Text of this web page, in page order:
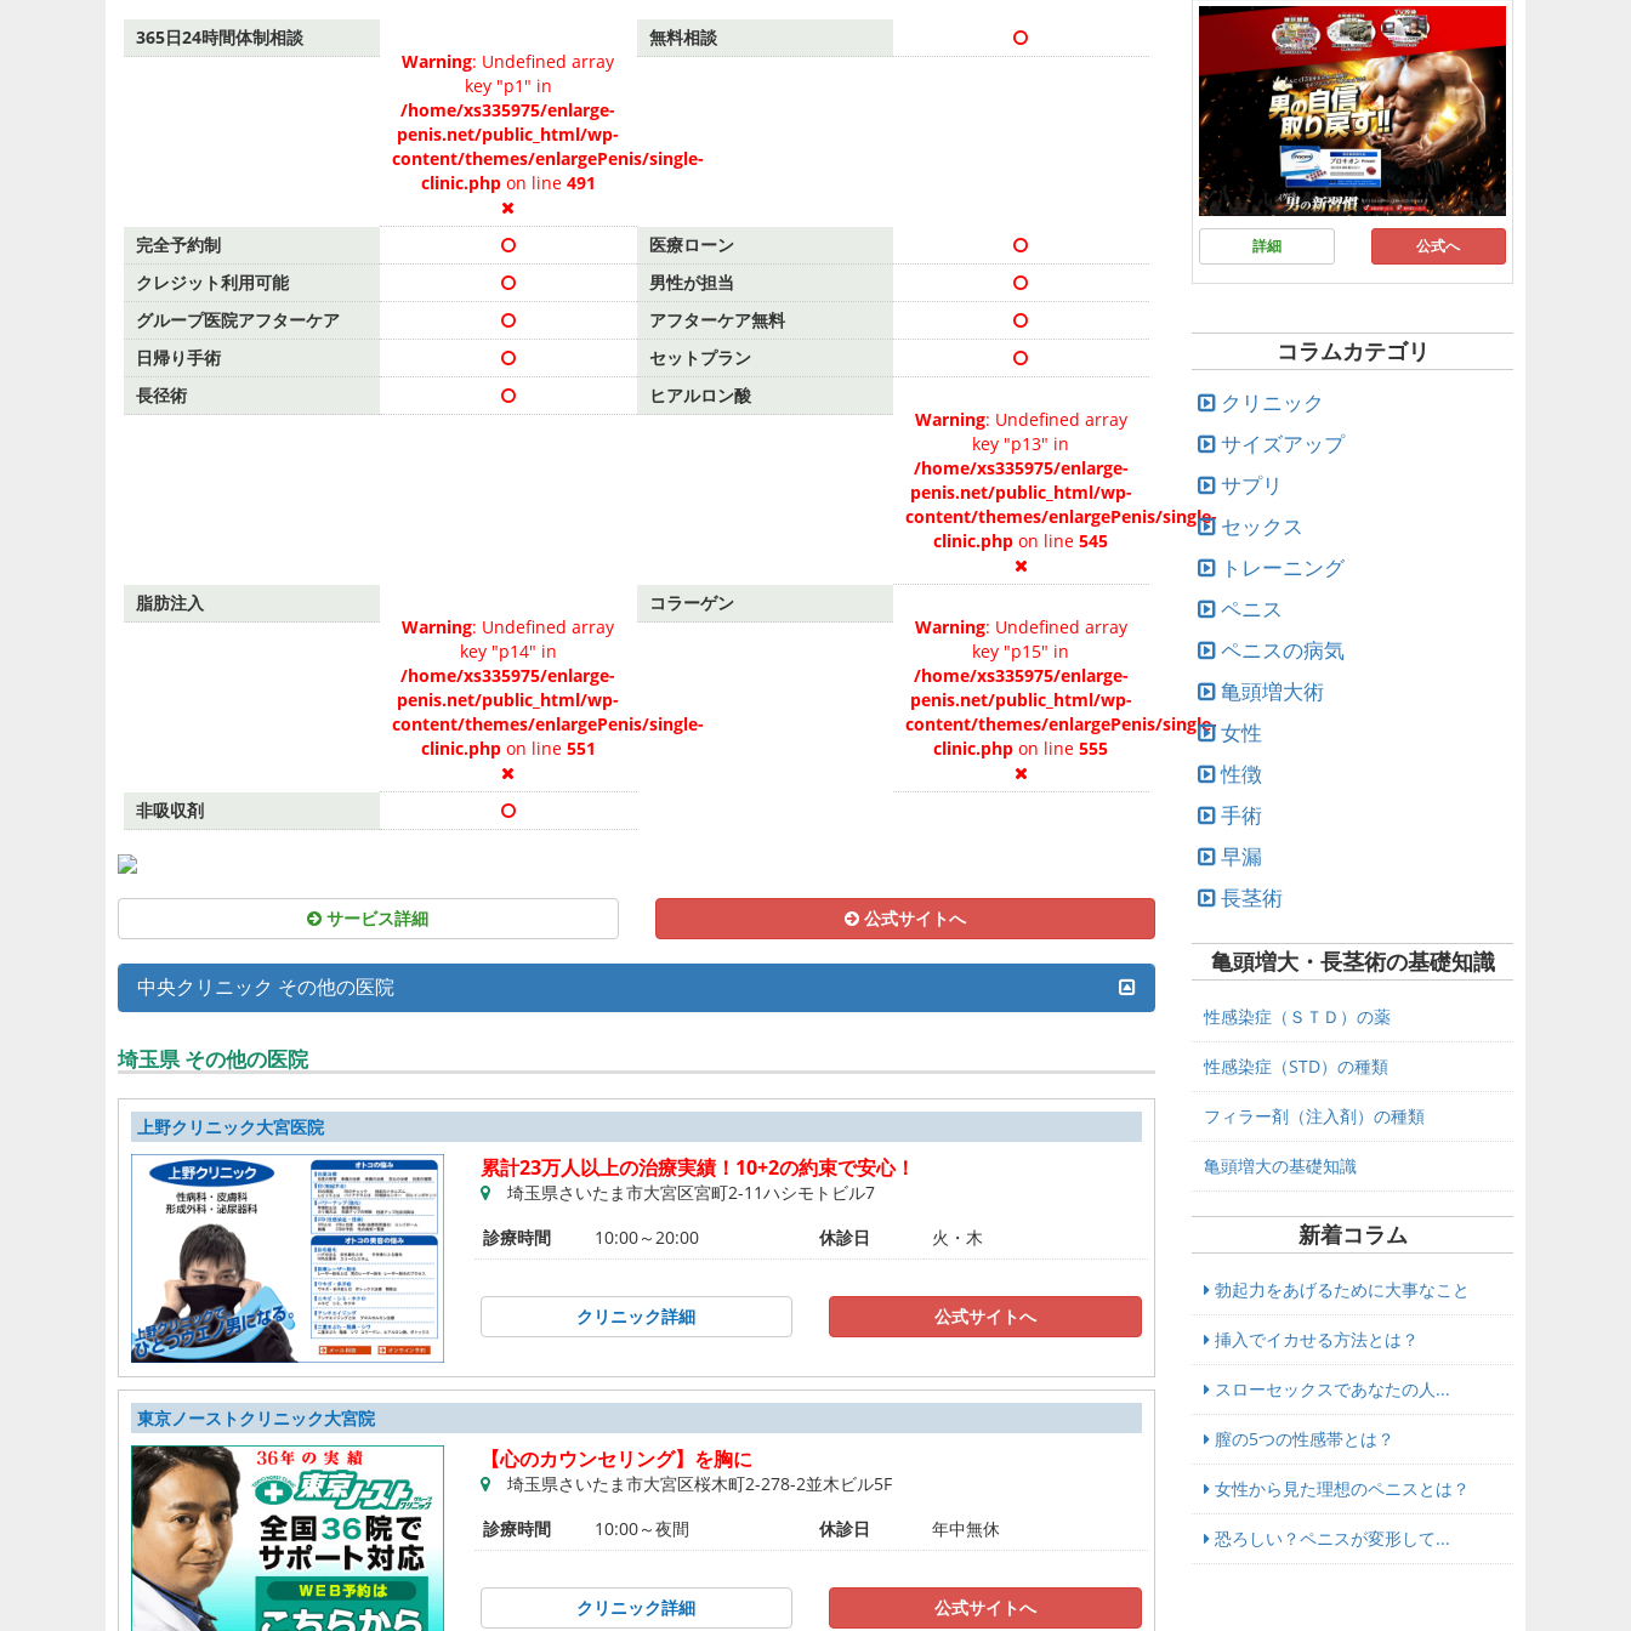
365日24時間体制相談
Warning: Undefined array
key "p1" in
/home/xs335975/enlarge-
penis.net/public_html/wp-
content/themes/enlargePenis/single-
clinic.phpon line 491
無料相談
完全予約制
医療ローン
クレジット利用可能
男性が担当
グループ医院アフターケア
アフターケア無料
日帰り手術
セットプラン
長径術
ヒアルロン酸
Warning: Undefined array
key "p13" in
/home/xs335975/enlarge-
penis.net/public_html/wp-
content/themes/enlargePenis/single-
clinic.php on line545
脂肪注入
Warning: Undefined array
key "p14" in
/home/xs335975/enlarge-
penis.net/public_html/wp-
content/themes/enlargePenis/single-
clinic.phpon line 551
コラーゲン
Warning: Undefined array
key "p15" in
/home/xs335975/enlarge-
penis.net/public_html/wp-
content/themes/enlargePenis/single-
clinic.php on line555
非吸収剤
サービス詳細 公式サイトへ
中央クリニック その他の医院
埼玉県 その他の医院
上野クリニック大宮医院
累計23万人以上の治療実績！10+2の約束で安心！
埼玉県さいたま市大宮区宮町2-11ハシモトビル7
診療時間
10:00～20:00 休診日 火・木
クリニック詳細 公式サイトへ
東京ノーストクリニック大宮院
【心のカウンセリング】を胸に
埼玉県さいたま市大宮区桜木町2-278-2並木ビル5F
診療時間
10:00～夜間 休診日 年中無休
クリニック詳細 公式サイトへ
詳細 公式へ
コラムカテゴリ
クリニック
サイズアップ
サプリ
セックス
トレーニング
ペニス
ペニスの病気
亀頭増大術
女性
性徴
手術
早漏
長茎術
亀頭増大・長茎術の基礎知識
性感染症（ＳＴＤ）の薬
性感染症（STD）の種類
フィラー剤（注入剤）の種類
亀頭増大の基礎知識
新着コラム
勃起力をあげるために大事なこと
挿入でイカせる方法とは？
スローセックスであなたの人...
膣の5つの性感帯とは？
女性から見た理想のペニスとは？
恐ろしい？ペニスが変形して...